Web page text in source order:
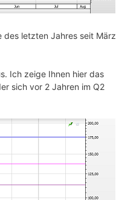
des letzten Jahres seit März
Ich zeige Ihnen hier das
sich vor 2 Jahren im Q2